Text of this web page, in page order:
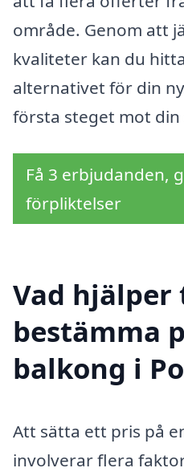
område. Genom att
kvaliteter kan du
alternativet för din
första steget mot
Få 3 erbjudanden,
förpliktelser
Vad
bestämma
balkong i
Att sätta ett pris på
involverar flera